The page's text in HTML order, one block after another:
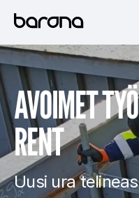
sisältöön
AVOI­MET
RENT
Uusi ura